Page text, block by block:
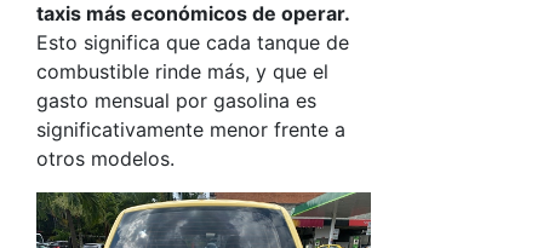
taxis más económicos de operar.
Esto significa que cada tanque de
combustible rinde más, y que el
gasto mensual por gasolina es
significativamente menor frente a
otros modelos.